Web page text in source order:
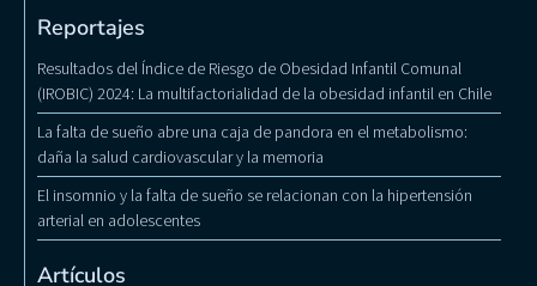
Reportajes
Resultados del Índice de Riesgo de Obesidad Infantil Comunal
(IROBIC) 2024: La multifactorialidad de la obesidad infantil en Chile
La falta de sueño abre una caja de pandora en el metabolismo:
daña la salud cardiovascular y la memoria
El insomnio y la falta de sueño se relacionan con la hipertensión
arterial en adolescentes
Artículos